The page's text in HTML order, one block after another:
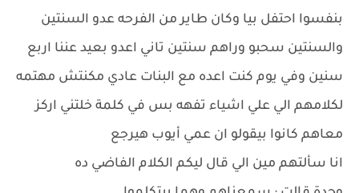
بنفسوا احتفل بيا وكان طاير من الفرحه عدو السنتين
والسنتين سحبو وراهم سنتين تاني اعدو بعيد عننا اربع
سنين وفي يوم كنت اعده مع البنات عادي مكنتش مهتمه
لكلامهم الي علي اشياء تفهه بس في كلمة خلتني اركز
معاهم كانوا بيقولو ان عمي أيوب هيرجع
انا سألتهم مين الي قال ليكم الكلام الفاضي ده